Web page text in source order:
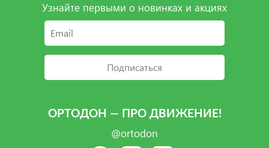
Узнайте первыми о новинках и акциях
Подписаться
ОРТОДОН — ПРО ДВИЖЕНИЕ!
@ortodon